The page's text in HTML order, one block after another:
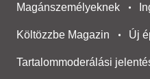
Magánszemélyeknek
Költözzbe Magazin Új
Tartalommoderálási